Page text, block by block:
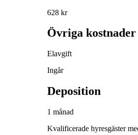
628 kr
Övriga kostnader
Elavgift
Ingår
Deposition
1 månad
Kvalificerade hyresgäster